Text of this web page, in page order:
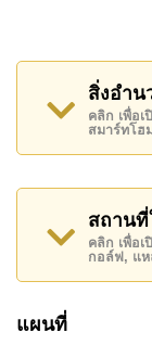
สบายและสไต
ทำเลที่ตั้ง
ตั้งอยู่ห่างจาก
เงียบสงบล้อม
Thailand การ
มอเตอร์เวย์ เ
อุตสาหกรรม
สิ่งอำน
คลิก เพื่อ
สมาร์ทโฮ
สถานที่
คลิก เพื่อ
กอล์ฟ, แห
แผนที่